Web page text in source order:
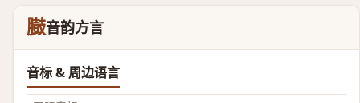
臌音韵方言
音标 & 周边语言